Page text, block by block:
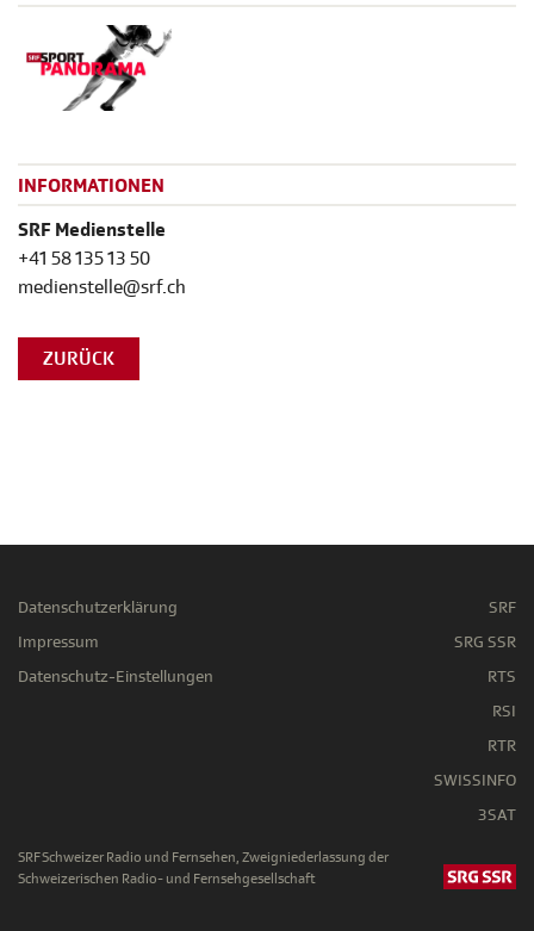
INFORMATIONEN
SRF Medienstelle
+41 58 135 13 50
medienstelle@srf.ch
ZURÜCK
Datenschutzerklärung
Impressum
Datenschutz-Einstellungen
SRF
SRG SSR
RTS
RSI
RTR
SWISSINFO
3SAT
SRF Schweizer Radio und Fernsehen, Zweigniederlassung der
Schweizerischen Radio- und Fernsehgesellschaft